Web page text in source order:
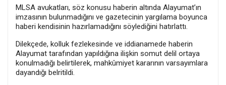
MLSA avukatları, söz konusu haberin altında Alayumat’ın
imzasının bulunmadığını ve gazetecinin yargılama boyunca
haberi kendisinin hazırlamadığını söylediğini hatırlattı.
Dilekçede, kolluk fezlekesinde ve iddianamede haberin
Alayumat tarafından yapıldığına ilişkin somut delil ortaya
konulmadığı belirtilerek, mahkûmiyet kararının varsayımlara
dayandığı belritildi.